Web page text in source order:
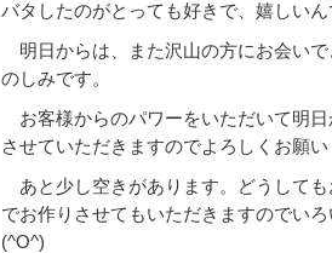
バタしたのがとっても好きで、嬉しい
明日からは、また沢山の方にお会い
のしみです。
お客様からのパワーをいただいて明
させていただきますのでよろしくお願
あと少し空きがあります。どうして
でお作りさせてもいただきますのでい
(^O^)